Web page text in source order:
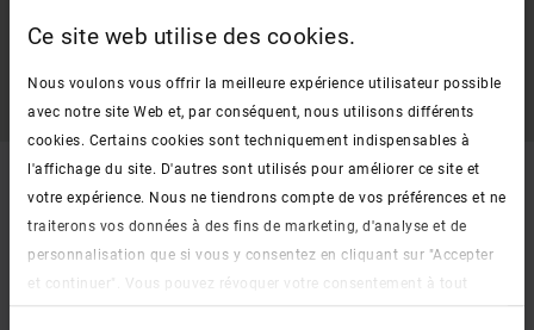
Ce site web utilise des cookies.
Nous voulons vous offrir la meilleure expérience utilisateur possible
avec notre site Web et, par conséquent, nous utilisons différents
cookies. Certains cookies sont techniquement indispensables à
l'affichage du site. D'autres sont utilisés pour améliorer ce site et
votre expérience. Nous ne tiendrons compte de vos préférences et ne
traiterons vos données à des fins de marketing, d'analyse et de
personnalisation que si vous y consentez en cliquant sur "Accepter
et continuer". Vous pouvez révoquer votre consentement à tout
moment. Vous trouverez de plus amples informations sur les
lorsque la fenêtre est ouverte, elle offre une protection contre